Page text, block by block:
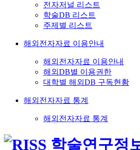
전자저널 리스트
학술DB 리스트
주제별 리스트
해외전자자료 이용안내
해외전자자료 이용안내
해외DB별 이용권한
대학별 해외DB 구독현황
해외전자자료 통계
해외전자자료 통계